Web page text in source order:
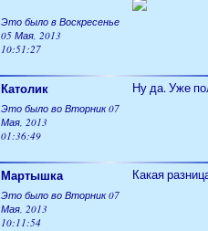
Это было в Воскресенье
05 Мая, 2013
10:51:27
Католик Ну да. Уже
Это было во Вторник 07
Мая, 2013
01:36:49
Мартышка Какая
Это было во Вторник 07
Мая, 2013
10:11:54